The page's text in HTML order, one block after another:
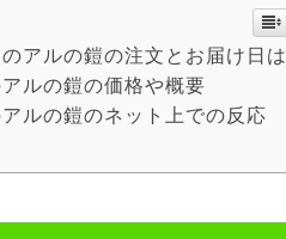
アルの鎧の注文とお届け日は
ルの鎧の価格や概要
ルの鎧のネット上での反応